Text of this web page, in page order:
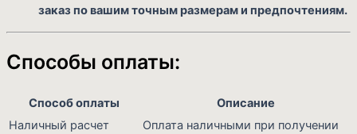
заказ по вашим точным размерам и предпочтениям.
Способы оплаты:
Способ оплаты
Описание
Наличный расчет
Оплата наличными при получении